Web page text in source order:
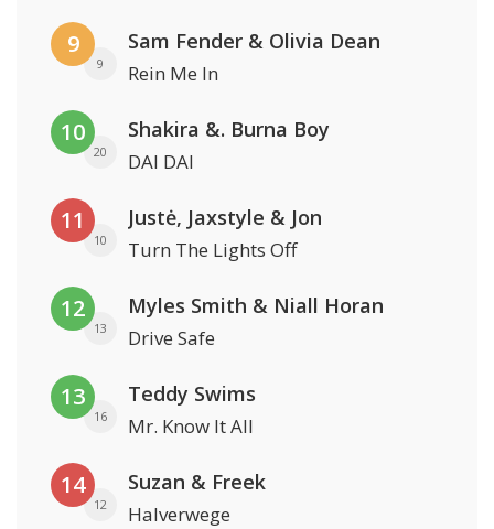
9
9
Sam Fender & Olivia Dean
Rein Me In
10
20
Shakira &. Burna Boy
DAI DAI
11
10
Justė, Jaxstyle & Jon
Turn The Lights Off
12
13
Myles Smith & Niall Horan
Drive Safe
13
16
Teddy Swims
Mr. Know It All
14
12
Suzan & Freek
Halverwege